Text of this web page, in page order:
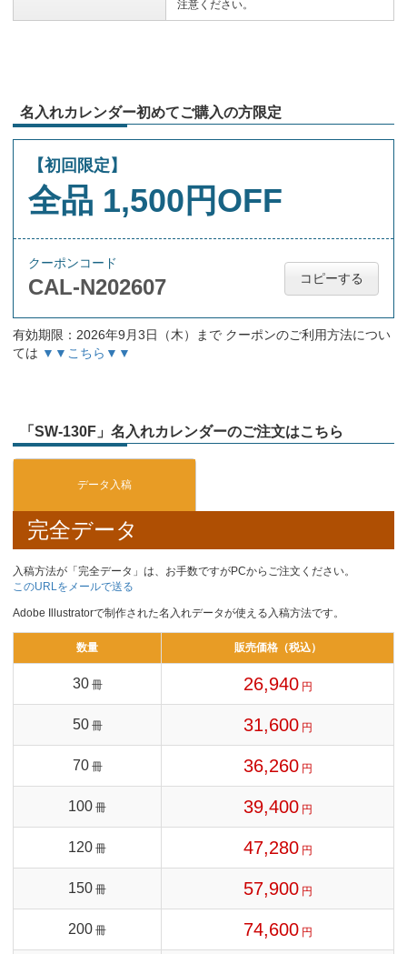
注意ください。
名入れカレンダー初めてご購入の方限定
【初回限定】
全品 1,500円OFF
クーポンコード
CAL-N202607 コピーする
有効期限：2026年9月3日（木）まで クーポンのご利用方法につい
ては ▼▼こちら▼▼
「SW-130F」名入れカレンダーのご注文はこちら
完全データ
入稿方法が「完全データ」は、お手数ですがPCからご注文ください。
このURLをメールで送る
Adobe Illustratorで制作された名入れデータが使える入稿方法です。
数量 販売価格（税込）
30 冊 26,940 円
50 冊 31,600 円
70 冊 36,260 円
100 冊 39,400 円
120 冊 47,280 円
150 冊 57,900 円
200 冊 74,600 円